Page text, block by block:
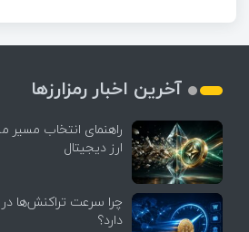
آخرین اخبار رمزارزها
راهنمای انتخاب مسیر
ارز دیجیتال
چرا سرعت تراکنش‌ها
دارد؟